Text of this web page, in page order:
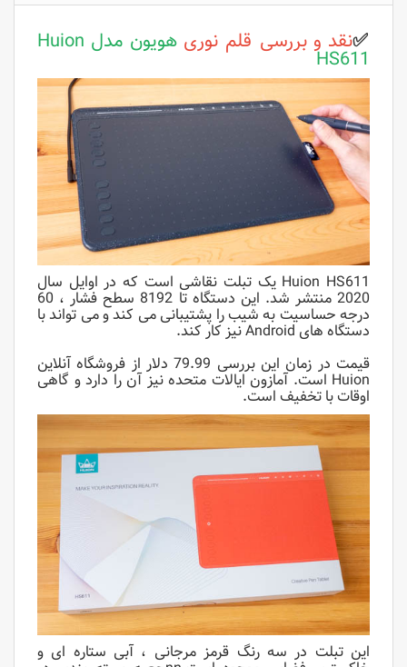
✅نقد و بررسی قلم نوری هویون مدل Huion
HS611
Huion HS611 یک تبلت نقاشی است که در اوایل سال
2020 منتشر شد. این دستگاه تا 8192 سطح فشار ، 60
درجه حساسیت به شیب را پشتیبانی می کند و می تواند با
دستگاه های Android نیز کار کند.
قیمت در زمان این بررسی 79.99 دلار از فروشگاه آنلاین
Huion است. آمازون ایالات متحده نیز آن را دارد و گاهی
اوقات با تخفیف است.
این تبلت در سه رنگ قرمز مرجانی ، آبی ستاره ای و